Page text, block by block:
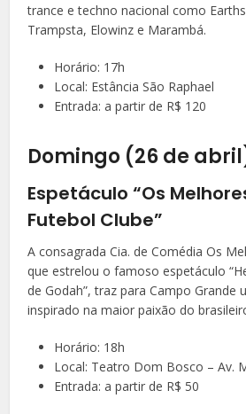
trance e techno nacional como
Trampsta, Elowinz e Marambá.
Horário: 17h
Local: Estância São Raphael
Entrada: a partir de R$ 120
Domingo (26 de
Espetáculo “Os
Futebol Clube”
A consagrada Cia. de Comédia Os
que estrelou o famoso espetáculo
de Godah”, traz para Campo Grande
inspirado na maior paixão do
Horário: 18h
Local: Teatro Dom Bosco – Av.
Entrada: a partir de R$ 50